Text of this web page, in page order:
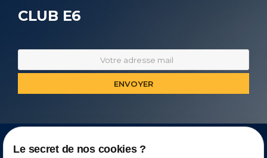
CLUB E6
Le secret de nos cookies ?